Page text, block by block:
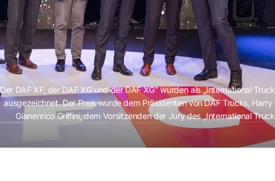
Der DAF XF, der DAF XG und der DAF XG⁺ wurden als „International
ausgezeichnet. Der Preis wurde dem Präsidenten von DAF Trucks, Harry
Gianenrico Griffini, dem Vorsitzenden der Jury des „International